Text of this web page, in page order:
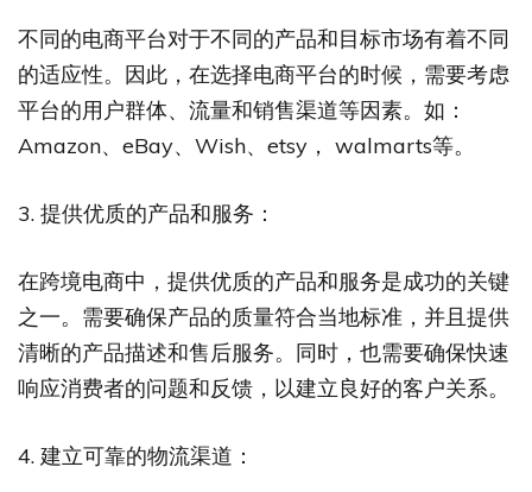
不同的电商平台对于不同的产品和目标市场有着不同
的适应性。因此，在选择电商平台的时候，需要考虑
平台的用户群体、流量和销售渠道等因素。如：
Amazon、eBay、Wish、etsy， walmarts等。
3. 提供优质的产品和服务：
在跨境电商中，提供优质的产品和服务是成功的关键
之一。需要确保产品的质量符合当地标准，并且提供
清晰的产品描述和售后服务。同时，也需要确保快速
响应消费者的问题和反馈，以建立良好的客户关系。
4. 建立可靠的物流渠道：